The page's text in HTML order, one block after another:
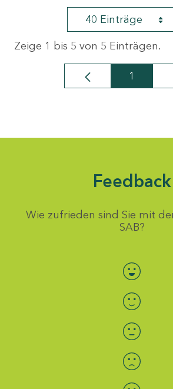
40 Einträge
Zeige 1 bis 5 von 5 Einträgen.
Seite
1
Feedback
Wie zufrieden sind Sie mit
SAB?
Bewertung